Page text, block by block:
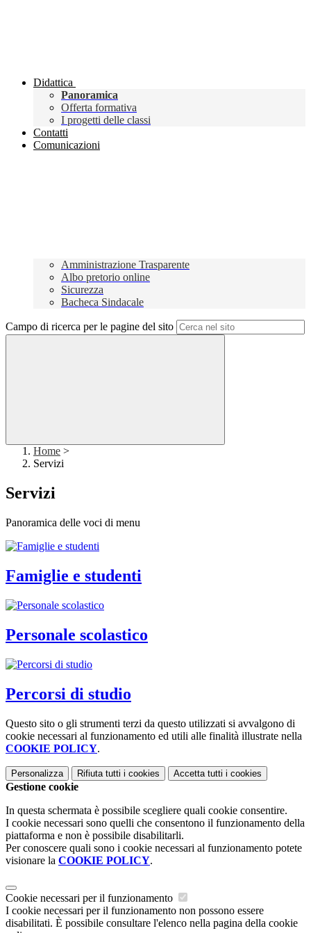
Didattica
Panoramica
Offerta formativa
I progetti delle classi
Contatti
Comunicazioni
Amministrazione Trasparente
Albo pretorio online
Sicurezza
Bacheca Sindacale
Campo di ricerca per le pagine del sito
Home >
Servizi
Servizi
Panoramica delle voci di menu
Famiglie e studenti
Personale scolastico
Percorsi di studio
Questo sito o gli strumenti terzi da questo utilizzati si avvalgono di
cookie necessari al funzionamento ed utili alle finalità illustrate nella
COOKIE POLICY.
Personalizza Rifiuta tutti i cookies Accetta tutti i cookies
Gestione cookie
In questa schermata è possibile scegliere quali cookie consentire.
I cookie necessari sono quelli che consentono il funzionamento della
piattaforma e non è possibile disabilitarli.
Per conoscere quali sono i cookie necessari al funzionamento potete
visionare la COOKIE POLICY.
Cookie necessari per il funzionamento
I cookie necessari per il funzionamento non possono essere
disabilitati. È possibile consultare l'elenco nella pagina della cookie